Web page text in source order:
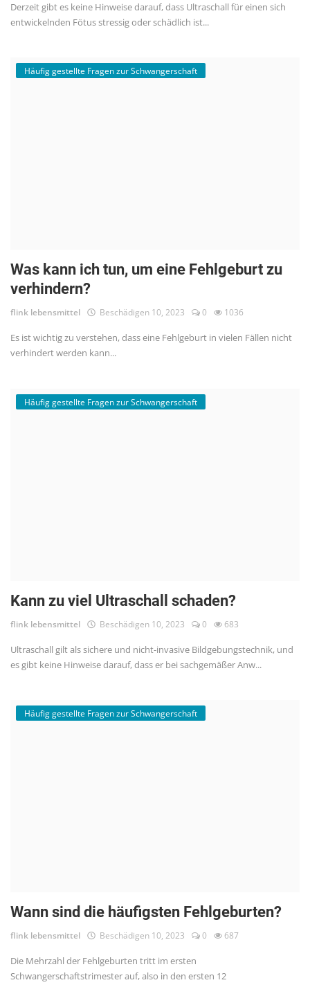
Derzeit gibt es keine Hinweise darauf, dass Ultraschall für einen sich
entwickelnden Fötus stressig oder schädlich ist...
Häufig gestellte Fragen zur Schwangerschaft
Was kann ich tun, um eine Fehlgeburt zu
verhindern?
flink lebensmittel Beschädigen 10, 2023 0 1036
Es ist wichtig zu verstehen, dass eine Fehlgeburt in vielen Fällen nicht
verhindert werden kann...
Häufig gestellte Fragen zur Schwangerschaft
Kann zu viel Ultraschall schaden?
flink lebensmittel Beschädigen 10, 2023 0 683
Ultraschall gilt als sichere und nicht-invasive Bildgebungstechnik, und
es gibt keine Hinweise darauf, dass er bei sachgemäßer Anw...
Häufig gestellte Fragen zur Schwangerschaft
Wann sind die häufigsten Fehlgeburten?
flink lebensmittel Beschädigen 10, 2023 0 687
Die Mehrzahl der Fehlgeburten tritt im ersten
Schwangerschaftstrimester auf, also in den ersten 12